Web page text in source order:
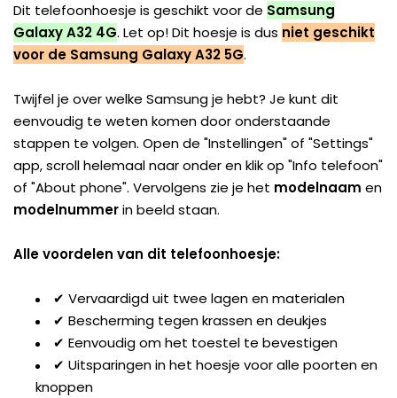
Dit telefoonhoesje is geschikt voor de Samsung
Galaxy A32 4G. Let op! Dit hoesje is dus niet geschikt
voor de Samsung Galaxy A32 5G.
Twijfel je over welke Samsung je hebt? Je kunt dit
eenvoudig te weten komen door onderstaande
stappen te volgen. Open de "Instellingen" of "Settings"
app, scroll helemaal naar onder en klik op "Info telefoon"
of "About phone". Vervolgens zie je het modelnaam en
modelnummerin beeld staan.
Alle voordelen van dit telefoonhoesje:
✔ Vervaardigd uit twee lagen en materialen
✔ Bescherming tegen krassen en deukjes
✔ Eenvoudig om het toestel te bevestigen
✔ Uitsparingen in het hoesje voor alle poorten en
knoppen